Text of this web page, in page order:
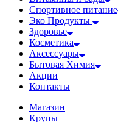
Спортивное питание
Эко Продукты
Здоровье
Косметика
Аксессуары
Бытовая Химия
Акции
Контакты
Магазин
Крупы